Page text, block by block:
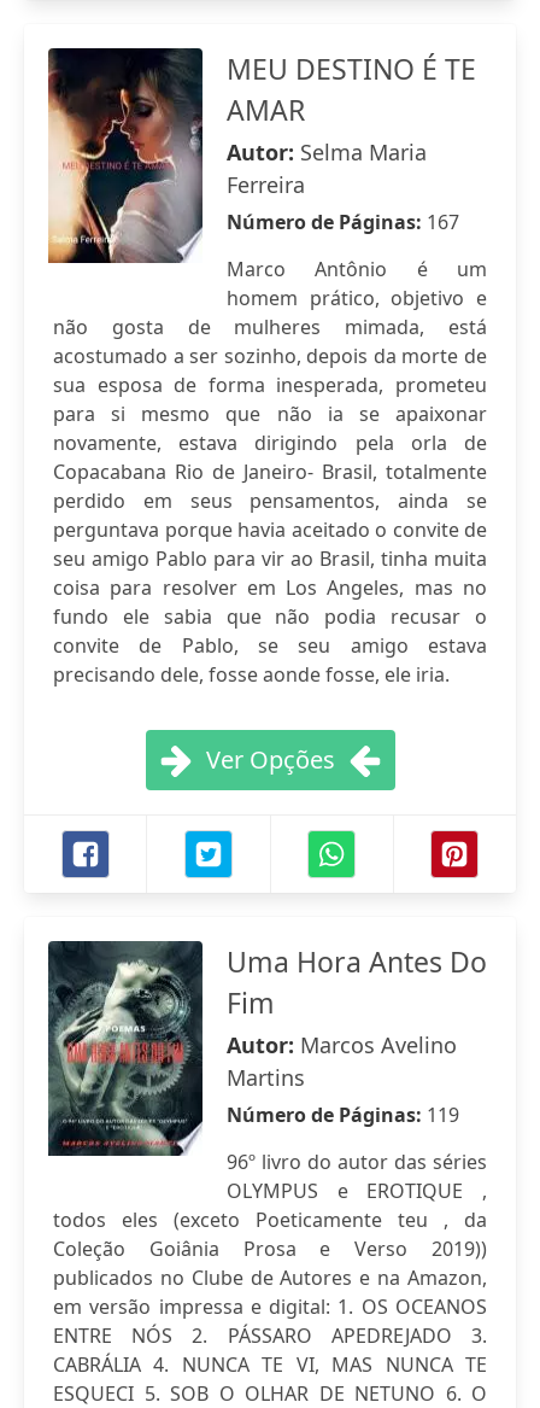
MEU DESTINO É TE
AMAR
Autor: Selma Maria
Ferreira
Número de Páginas: 167
Marco Antônio é um
homem prático, objetivo e
não gosta de mulheres mimada, está
acostumado a ser sozinho, depois da morte de
sua esposa de forma inesperada, prometeu
para si mesmo que não ia se apaixonar
novamente, estava dirigindo pela orla de
Copacabana Rio de Janeiro- Brasil, totalmente
perdido em seus pensamentos, ainda se
perguntava porque havia aceitado o convite de
seu amigo Pablo para vir ao Brasil, tinha muita
coisa para resolver em Los Angeles, mas no
fundo ele sabia que não podia recusar o
convite de Pablo, se seu amigo estava
precisando dele, fosse aonde fosse, ele iria.
Ver Opções
Uma Hora Antes Do
Fim
Autor: Marcos Avelino
Martins
Número de Páginas: 119
96º livro do autor das séries
OLYMPUS e EROTIQUE ,
todos eles (exceto Poeticamente teu , da
Coleção Goiânia Prosa e Verso 2019))
publicados no Clube de Autores e na Amazon,
em versão impressa e digital: 1. OS OCEANOS
ENTRE NÓS 2. PÁSSARO APEDREJADO 3.
CABRÁLIA 4. NUNCA TE VI, MAS NUNCA TE
ESQUECI 5. SOB O OLHAR DE NETUNO 6. O